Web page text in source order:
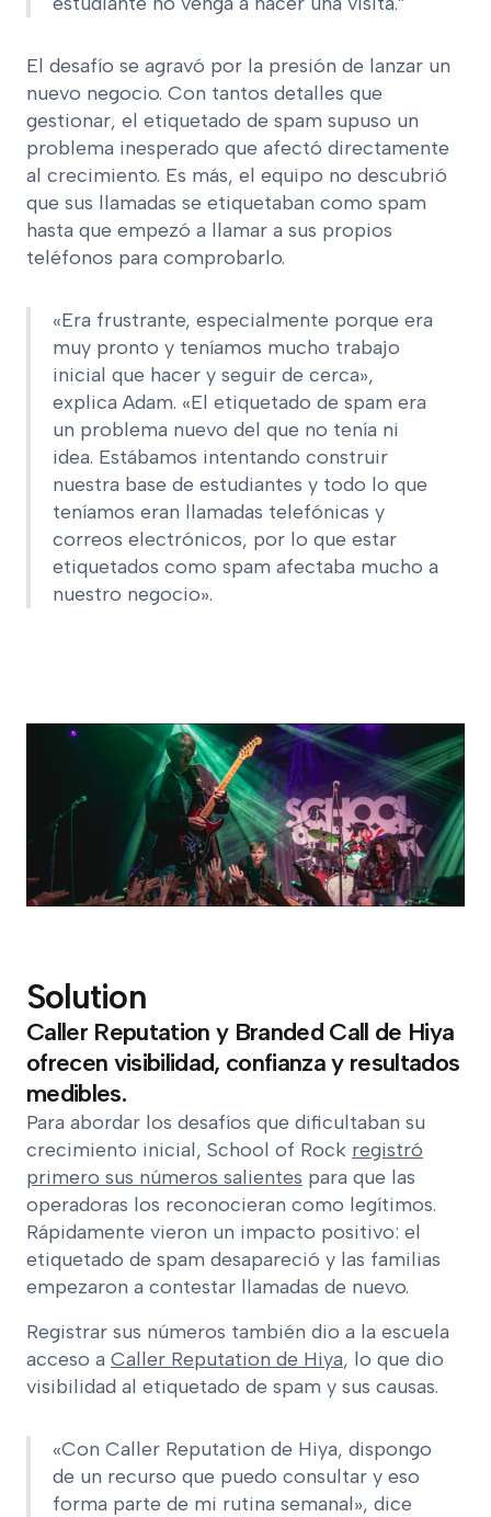
El desafío se agravó por la presión de lanzar un
nuevo negocio. Con tantos detalles que
gestionar, el etiquetado de spam supuso un
problema inesperado que afectó directamente
al crecimiento. Es más, el equipo no descubrió
que sus llamadas se etiquetaban como spam
hasta que empezó a llamar a sus propios
teléfonos para comprobarlo.
«Era frustrante, especialmente porque era
muy pronto y teníamos mucho trabajo
inicial que hacer y seguir de cerca»,
explica Adam. «El etiquetado de spam era
un problema nuevo del que no tenía ni
idea. Estábamos intentando construir
nuestra base de estudiantes y todo lo que
teníamos eran llamadas telefónicas y
correos electrónicos, por lo que estar
etiquetados como spam afectaba mucho a
nuestro negocio».
Solution
Caller Reputation y Branded Call de Hiya
ofrecen visibilidad, confianza y resultados
medibles.
Para abordar los desafíos que dificultaban su
crecimiento inicial, School of Rock registró
primero sus números salientes para que las
operadoras los reconocieran como legítimos.
Rápidamente vieron un impacto positivo: el
etiquetado de spam desapareció y las familias
empezaron a contestar llamadas de nuevo.
Registrar sus números también dio a la escuela
acceso a Caller Reputation de Hiya, lo que dio
visibilidad al etiquetado de spam y sus causas.
«Con Caller Reputation de Hiya, dispongo
de un recurso que puedo consultar y eso
forma parte de mi rutina semanal», dice